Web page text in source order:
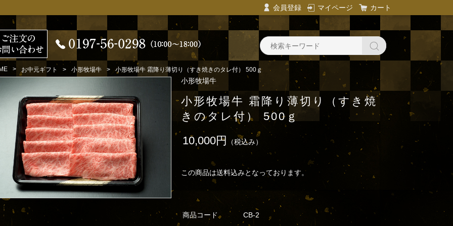
会員登録 マイページ カート
お中元ギフト 小形牧場牛 小形牧場牛 霜降り薄切り（すき焼きのタレ付） 500ｇ
小形牧場牛
小形牧場牛 霜降り薄切り（すき焼
きのタレ付） 500ｇ
10,000円
（税込み）
この商品は送料込みとなっております。
商品コード CB-2